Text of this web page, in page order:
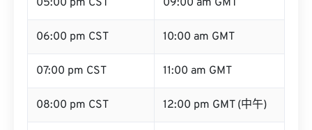
05:00 pm CST 09:00 am GMT
06:00 pm CST 10:00 am GMT
07:00 pm CST 11:00 am GMT
08:00 pm CST 12:00 pm GMT (中午)